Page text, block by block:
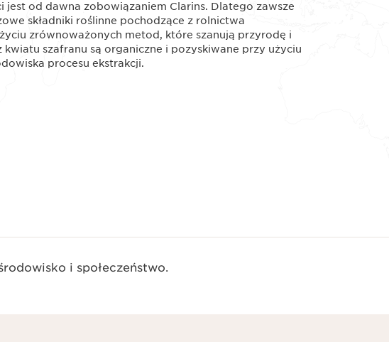
od dawna zobowiązaniem Clarins. Dlatego zawsze
składniki roślinne pochodzące z rolnictwa
zrównoważonych metod, które szanują przyrodę i
szafranu są organiczne i pozyskiwane przy użyciu
procesu ekstrakcji.
i społeczeństwo.​